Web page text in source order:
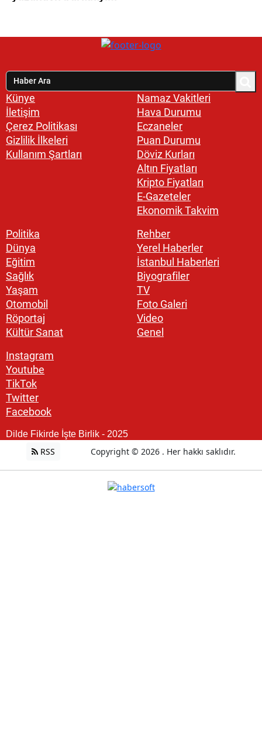
Künye
İletişim
Çerez Politikası
Gizlilik İlkeleri
Kullanım Şartları
Namaz Vakitleri
Hava Durumu
Eczaneler
Puan Durumu
Döviz Kurları
Altın Fiyatları
Kripto Fiyatları
E-Gazeteler
Ekonomik Takvim
Politika
Dünya
Eğitim
Sağlık
Yaşam
Otomobil
Röportaj
Kültür Sanat
Rehber
Yerel Haberler
İstanbul Haberleri
Biyografiler
TV
Foto Galeri
Video
Genel
Instagram
Youtube
TikTok
Twitter
Facebook
Dilde Fikirde İşte Birlik - 2025
RSS Copyright © 2026 . Her hakkı saklıdır.